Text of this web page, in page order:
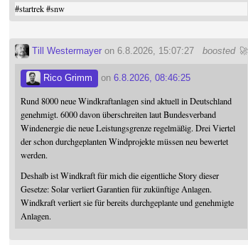
#startrek #snw
boosted 🚀
Till Westermayer on 6.8.2026, 15:07:27
Rico Grimm on6.8.2026, 08:46:25
Rund 8000 neue Windkraftanlagen sind aktuell in Deutschland
genehmigt. 6000 davon überschreiten laut Bundesverband
Windenergie die neue Leistungsgrenze regelmäßig. Drei Viertel
der schon durchgeplanten Windprojekte müssen neu bewertet
werden.
Deshalb ist Windkraft für mich die eigentliche Story dieser
Gesetze: Solar verliert Garantien für zukünftige Anlagen.
Windkraft verliert sie für bereits durchgeplante und genehmigte
Anlagen.